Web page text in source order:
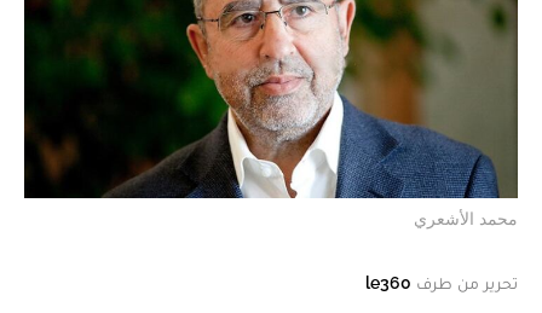
محمد الأشعري
تحرير من طرف le360